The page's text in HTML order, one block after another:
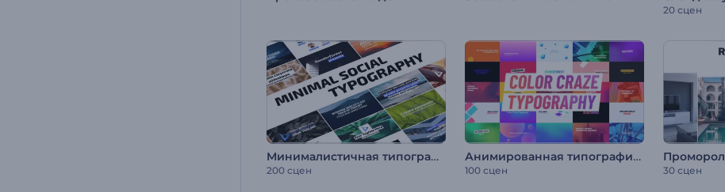
20 сцен
Минималистичная типографика для соцсетей
200 сцен
Анимированная типографика: Цветомания
100 сцен 30 сцен